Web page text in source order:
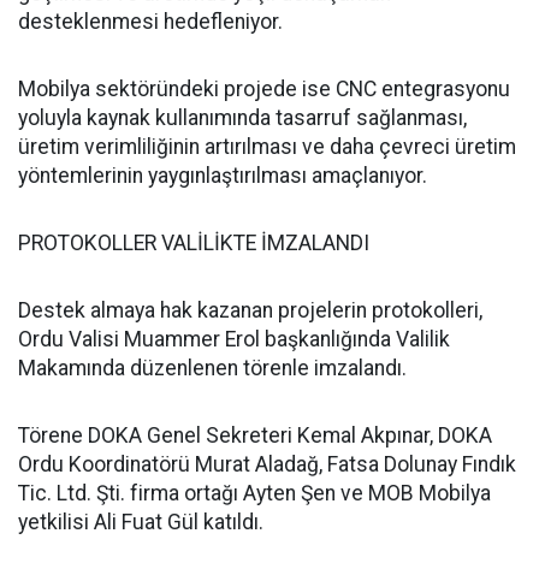
desteklenmesi hedefleniyor.
Mobilya sektöründeki projede ise CNC entegrasyonu
yoluyla kaynak kullanımında tasarruf sağlanması,
üretim verimliliğinin artırılması ve daha çevreci üretim
yöntemlerinin yaygınlaştırılması amaçlanıyor.
PROTOKOLLER VALİLİKTE İMZALANDI
Destek almaya hak kazanan projelerin protokolleri,
Ordu Valisi Muammer Erol başkanlığında Valilik
Makamında düzenlenen törenle imzalandı.
Törene DOKA Genel Sekreteri Kemal Akpınar, DOKA
Ordu Koordinatörü Murat Aladağ, Fatsa Dolunay Fındık
Tic. Ltd. Şti. firma ortağı Ayten Şen ve MOB Mobilya
yetkilisi Ali Fuat Gül katıldı.